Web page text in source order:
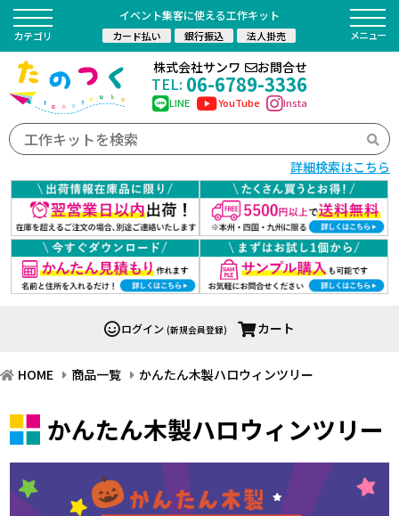
イベント集客に使える工作キット
カード払い 銀行振込 法人掛売
詳細検索はこちら
株式会社サンワ お問合せ
TEL: 06-6789-3336
LINE YouTube Insta
カテゴリ
ログイン (新規会員登録) カート
HOME 商品一覧 かんたん木製ハロウィンツリー
かんたん木製ハロウィンツリー